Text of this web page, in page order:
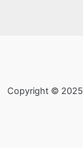
Copyright © 2025